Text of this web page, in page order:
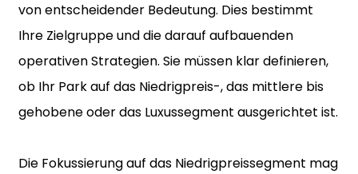
von entscheidender Bedeutung. Dies bestimmt
Ihre Zielgruppe und die darauf aufbauenden
operativen Strategien. Sie müssen klar definieren,
ob Ihr Park auf das Niedrigpreis-, das mittlere bis
gehobene oder das Luxussegment ausgerichtet ist.
Die Fokussierung auf das Niedrigpreissegment mag